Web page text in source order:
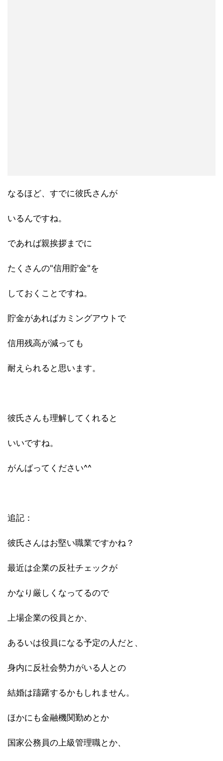
なるほど、すでに彼氏さんが
いるんですね。
であれば親挨拶までに
たくさんの"信用貯金"を
しておくことですね。
貯金があればカミングアウトで
信用残高が減っても
耐えられると思います。
彼氏さんも理解してくれると
いいですね。
がんばってください^^
追記：
彼氏さんはお堅い職業ですかね？
最近は企業の反社チェックが
かなり厳しくなってるので
上場企業の役員とか、
あるいは役員になる予定の人だと、
身内に反社会勢力がいる人との
結婚は躊躇するかもしれません。
ほかにも金融機関勤めとか
国家公務員の上級管理職とか、